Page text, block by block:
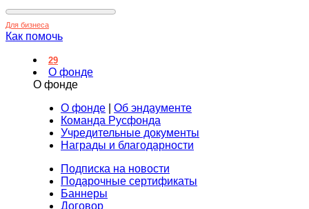
Для бизнеса
Как помочь
29
О фонде
О фонде
О фонде
Об эндаументе
Команда Русфонда
Учредительные документы
Награды и благодарности
Подписка на новости
Подарочные сертификаты
Баннеры
Договор